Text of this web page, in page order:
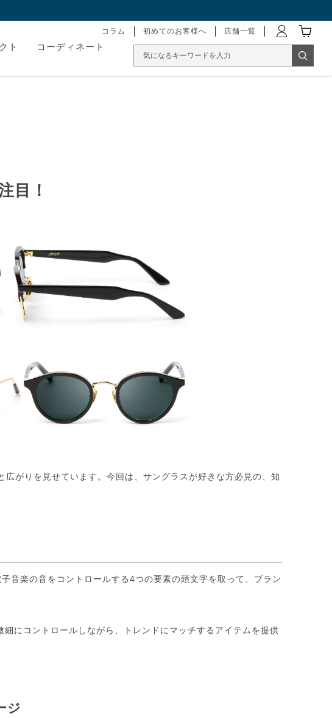
コラム 初めてのお客様へ 店舗一覧
ト コーディネート
目！
がりを見せています。今回は、サングラスが好きな方必見の、知
楽の音をコントロールする4つの要素の頭文字を取って、ブラン
にコントロールしながら、トレンドにマッチするアイテムを提供
ジ